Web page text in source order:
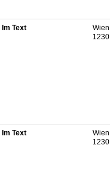
Im Text
Wien
1230
Im Text
Wien
1230